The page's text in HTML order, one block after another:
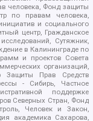
человека, Фонд защиты
по правам человека,
и социального
центр, Гражданское
Сутяжник,
в Калининграде по
и проектов Совета
организаций,
Защиты Прав Средств
- Сибирь, Частное
поддержке
Северных Стран, Фонд
Человек и Закон,
академика Сахарова,